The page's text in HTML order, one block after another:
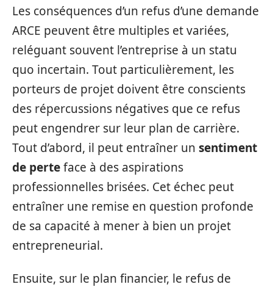
Les conséquences d’un refus d’une demande
ARCE peuvent être multiples et variées,
reléguant souvent l’entreprise à un statu
quo incertain. Tout particulièrement, les
porteurs de projet doivent être conscients
des répercussions négatives que ce refus
peut engendrer sur leur plan de carrière.
Tout d’abord, il peut entraîner un sentiment
de perteface à des aspirations
professionnelles brisées. Cet échec peut
entraîner une remise en question profonde
de sa capacité à mener à bien un projet
entrepreneurial.
Ensuite, sur le plan financier, le refus de